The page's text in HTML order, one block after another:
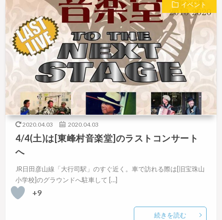
イベント
2020.04.03 2020.04.03
4/4(土)は[東峰村音楽堂]のラストコンサート
へ
JR日田彦山線「大行司駅」のすぐ近く。車で訪れる際は[旧宝珠山
小学校]のグラウンドへ駐車して […]
+9
続きを読む